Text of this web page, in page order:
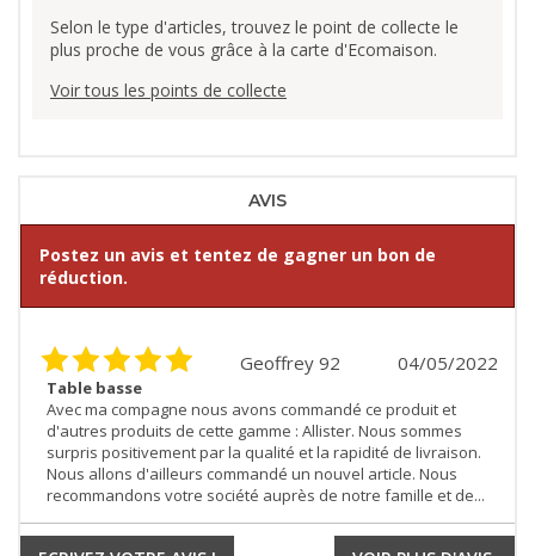
Selon le type d'articles, trouvez le point de collecte le
plus proche de vous grâce à la carte d'Ecomaison.
Voir tous les points de collecte
AVIS
Postez un avis et tentez de gagner un bon de
réduction.
04/05/2022
Geoffrey 92
Table basse
Avec ma compagne nous avons commandé ce produit et
d'autres produits de cette gamme : Allister. Nous sommes
surpris positivement par la qualité et la rapidité de livraison.
Nous allons d'ailleurs commandé un nouvel article. Nous
recommandons votre société auprès de notre famille et de...